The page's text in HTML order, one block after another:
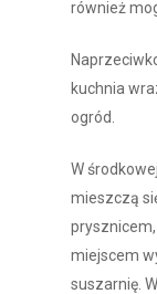
również
kuchnia
ogród.
W
mieszczą
miejscem
suszarnię.